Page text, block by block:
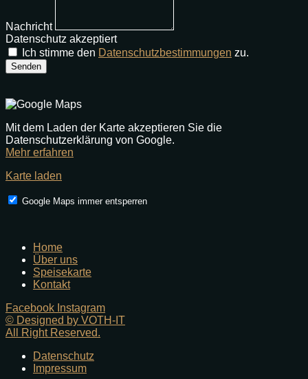
Nachricht
Datenschutz akzeptiert
Ich stimme den Datenschutzbestimmungen zu.
Senden
Mit dem Laden der Karte akzeptieren Sie die
Datenschutzerklärung von Google.
Mehr erfahren
Karte laden
Google Maps immer entsperren
Home
Über uns
Speisekarte
Kontakt
Facebook Instagram
© Designed by VOTH-IT
All Right Reserved.
Datenschutz
Impressum